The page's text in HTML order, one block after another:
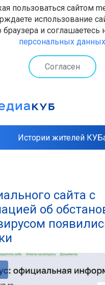
пользоваться сайтом
использование
и соглашаетесь
персональных данных
Согласен
Истории жителей
сайта с
об